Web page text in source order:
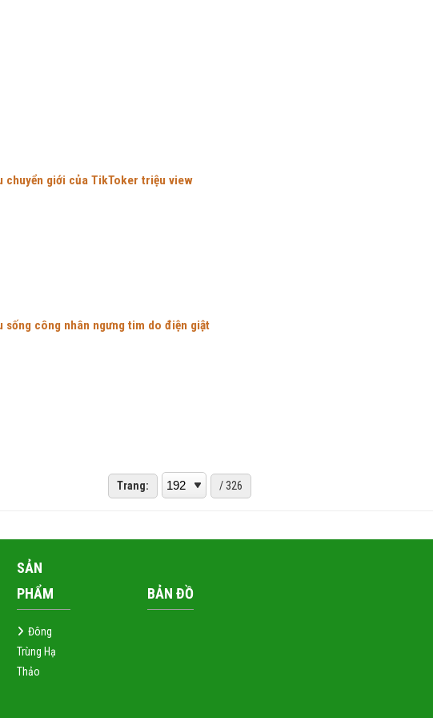
chuyển giới của TikToker triệu view
sống công nhân ngưng tim do điện giật
Trang: / 326
SẢN
PHẨM
Đông
Trùng Hạ
Thảo
BẢN ĐỒ